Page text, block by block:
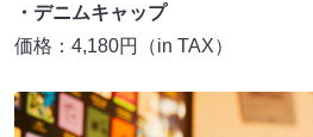
・デニムキャップ
価格：4,180円（in TAX）